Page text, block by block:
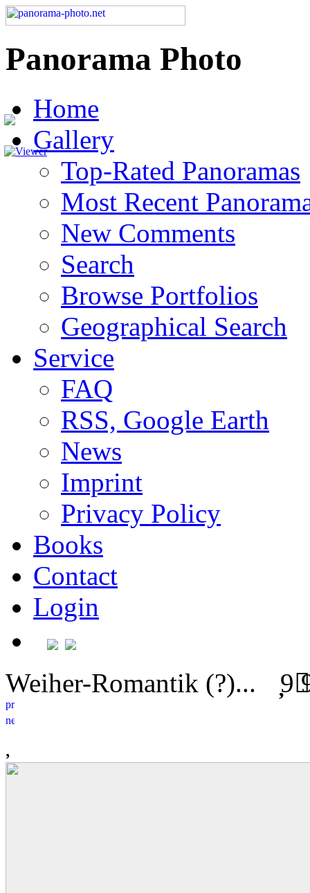
Panorama Photo
Home
Gallery
Top-Rated Panoramas
Most Recent
New Comments
Search
Browse Portfolios
Geographical Search
Service
FAQ
RSS, Google Earth
News
Imprint
Privacy Policy
Books
Contact
Login
Weiher-Romantik (?)... 9